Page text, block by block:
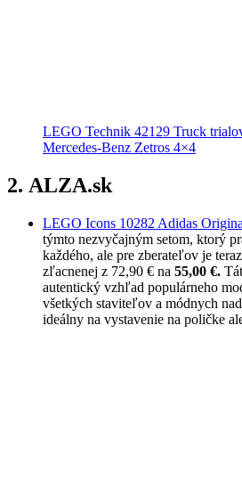
LEGO Technik 42129 Truck
Mercedes-Benz Zetros 4×4
2. ALZA.sk
LEGO Icons 10282 Adidas
týmto nezvyčajným setom, ktorý
každého, ale pre zberateľov je
zľacnenej z 72,90 € na 55,00 €.
autentický vzhľad populárneho
všetkých staviteľov a módnych
ideálny na vystavenie na poličke